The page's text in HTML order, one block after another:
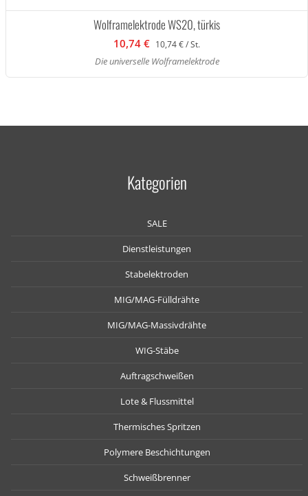
Wolframelektrode WS20, türkis
10,74 € 10,74 € / St.
Die universelle Wolframelektrode
Kategorien
SALE
Dienstleistungen
Stabelektroden
MIG/MAG-Fülldrähte
MIG/MAG-Massivdrähte
WIG-Stäbe
Auftragschweißen
Lote & Flussmittel
Thermisches Spritzen
Polymere Beschichtungen
Schweißbrenner